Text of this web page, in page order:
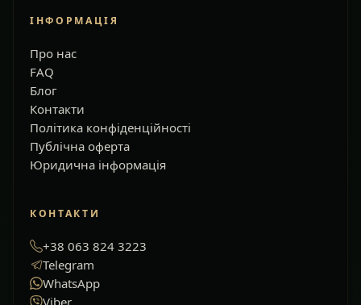
ІНФОРМАЦІЯ
Про нас
FAQ
Блог
Контакти
Політика конфіденційності
Публічна оферта
Юридична інформація
КОНТАКТИ
+38 063 824 3223
Telegram
WhatsApp
Viber